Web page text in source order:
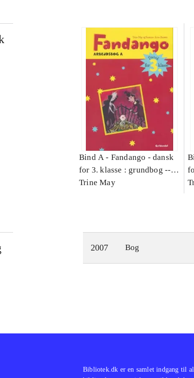
Bind A - Fandango - dansk
for 3. klasse : grundbog --
Arbejdsbog. Bind A
Trine May
2007 Bog
Bibliotek.dk er en samlet indgang til